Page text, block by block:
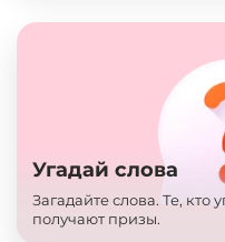
Угадай слова
Загадайте слова. Те, кто
получают призы.